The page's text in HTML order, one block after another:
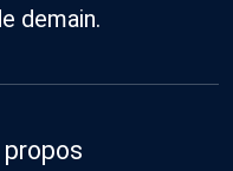
demain.
propos